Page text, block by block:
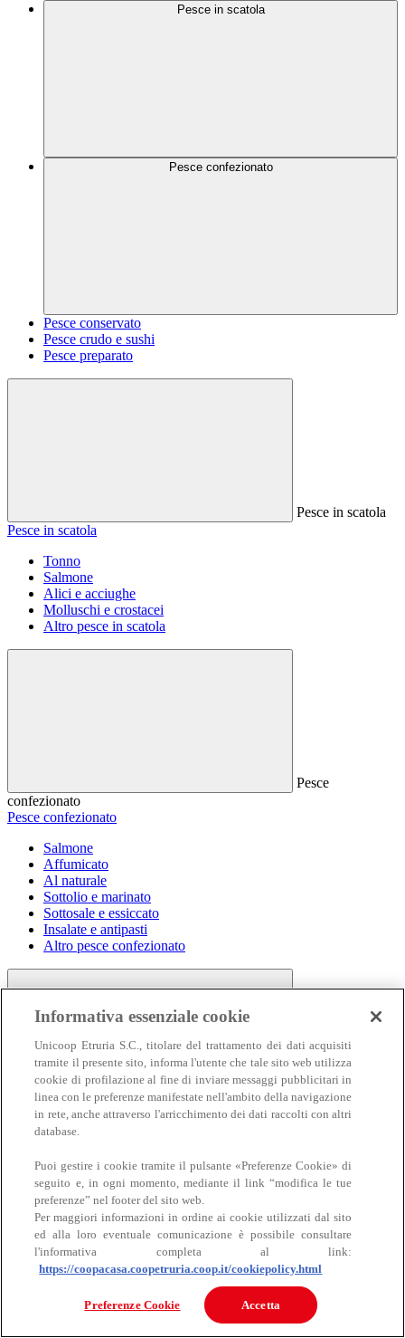
Pesce in scatola
Pesce confezionato
Pesce conservato
Pesce crudo e sushi
Pesce preparato
Pesce in scatola
Pesce in scatola
Tonno
Salmone
Alici e acciughe
Molluschi e crostacei
Altro pesce in scatola
Pesce
confezionato
Pesce confezionato
Salmone
Affumicato
Al naturale
Sottolio e marinato
Sottosale e essiccato
Insalate e antipasti
Altro pesce confezionato
Carne
Carne
Bovino
Informativa essenziale cookie
Unicoop Etruria S.C., titolare del trattamento dei dati acquisiti
tramite il presente sito, informa l'utente che tale sito web utilizza
cookie di profilazione al fine di inviare messaggi pubblicitari in
linea con le preferenze manifestate nell'ambito della navigazione
in rete, anche attraverso l'arricchimento dei dati raccolti con altri
database.
Puoi gestire i cookie tramite il pulsante «Preferenze Cookie» di
seguito e, in ogni momento, mediante il link “modifica le tue
preferenze” nel footer del sito web.
Per maggiori informazioni in ordine ai cookie utilizzati dal sito
ed alla loro eventuale comunicazione è possibile consultare
l'informativa completa al link:
https://coopacasa.coopetruria.coop.it/cookiepolicy.html
Preferenze Cookie Accetta